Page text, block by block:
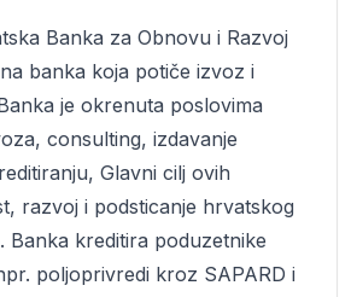
Banka za Obnovu i Razvoj
banka koja potiče izvoz i
je okrenuta poslovima
consulting, izdavanje
Glavni cilj ovih
razvoj i podsticanje hrvatskog
Banka kreditira poduzetnike
poljoprivredi kroz SAPARD i